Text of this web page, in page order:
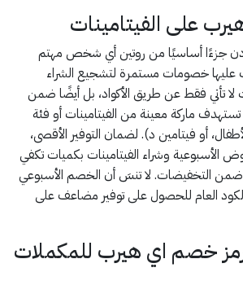
على الفيتامينات
جزءًا أساسيًا من روتين أي شخص مهتم
عليها خصومات مستمرة لتشجيع الشراء
تأتي فقط عن طريق الأكواد، بل أيضًا ضمن
ماركة معينة من الفيتامينات أو فئة
أو فيتامين د). لضمان التوفير الأقصى،
الأسبوعية وشراء الفيتامينات بكميات تكفي
ضمن التخفيضات. لا تنسَ أن الخصم الأسبوعي
العام للحصول على توفير مضاعف على
خصم اي هيرب للمكملات